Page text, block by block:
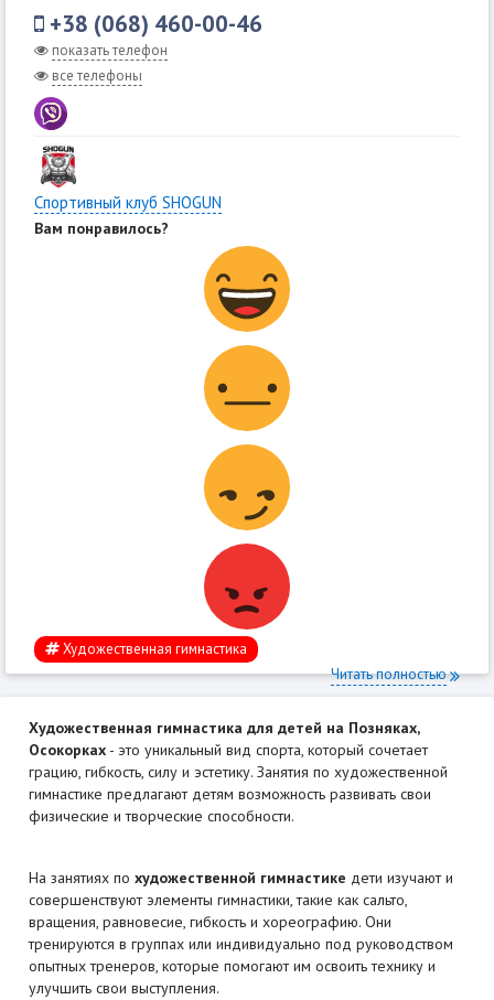
+38 (068) 460-00-46
показать телефон
все телефоны
Спортивный клуб SHOGUN
Вам понравилось?
Художественная гимнастика
Читать полностью
Художественная гимнастика для детей на Позняках,
Осокорках - это уникальный вид спорта, который сочетает
грацию, гибкость, силу и эстетику. Занятия по художественной
гимнастике предлагают детям возможность развивать свои
физические и творческие способности.
На занятиях по художественной гимнастике дети изучают и
совершенствуют элементы гимнастики, такие как сальто,
вращения, равновесие, гибкость и хореографию. Они
тренируются в группах или индивидуально под руководством
опытных тренеров, которые помогают им освоить технику и
улучшить свои выступления.